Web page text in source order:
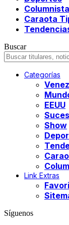
Caraota
Buscar
Categorías
EEUU
Show
Link Extras
Síguenos